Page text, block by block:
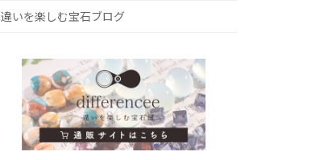
違いを楽しむ宝石ブログ